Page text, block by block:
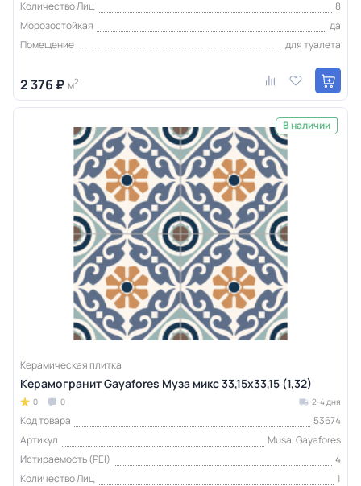
Количество Лиц
8
Морозостойкая
да
Помещение
для туалета
2 376 ₽ м2
В наличии
Керамическая плитка
Керамогранит Gayafores Муза микс 33,15x33,15 (1,32)
0 0 2-4 дня
Код товара
53674
Артикул
Musa, Gayafores
Истираемость (PEI)
4
Количество Лиц
1